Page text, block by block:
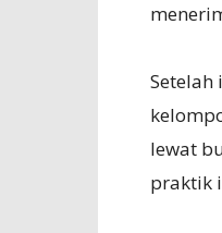
lewat
praktik